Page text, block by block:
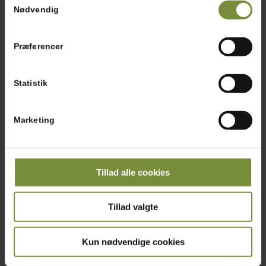
Nødvendig
Præferencer
Statistik
Marketing
Tillad alle cookies
Tillad valgte
Kun nødvendige cookies
Inderfilet 1 kg – Fersk
Tilføj til kurv
Vis detaljer